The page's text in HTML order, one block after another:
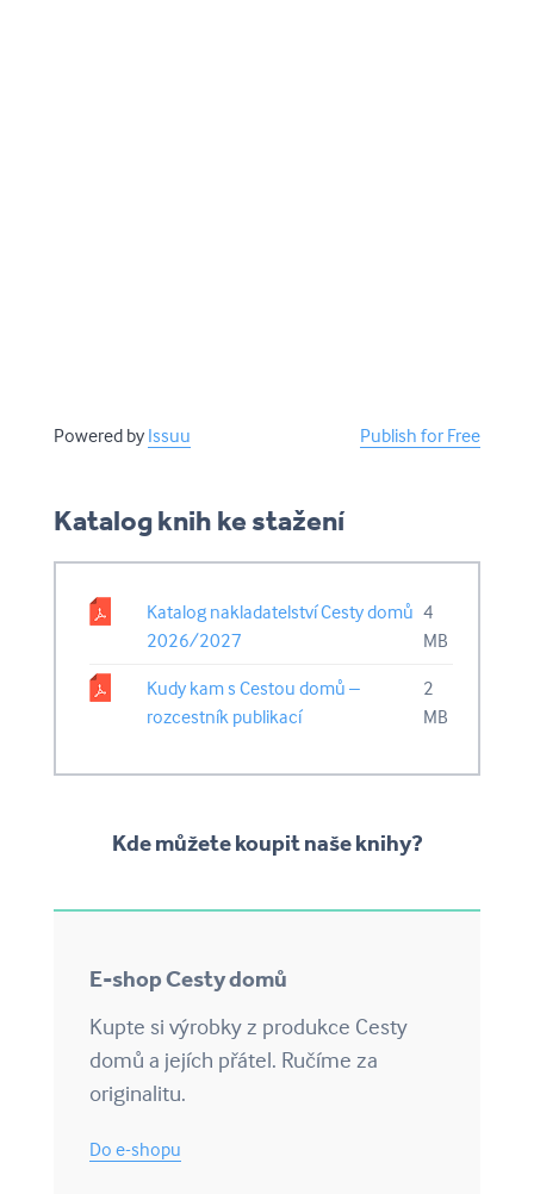
Powered by Issuu Publish for Free
Katalog knih ke stažení
Katalog nakladatelství Cesty domů
2026/2027
4
MB
Kudy kam s Cestou domů –
rozcestník publikací
2
MB
Kde můžete koupit naše knihy?
E-shop Cesty domů
Kupte si výrobky z produkce Cesty
domů a jejích přátel. Ručíme za
originalitu.
Do e-shopu